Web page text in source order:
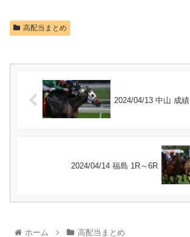
高配当まとめ
2024/04/13 中山 成績
2024/04/14 福島 1R～6R
ホーム 高配当まとめ